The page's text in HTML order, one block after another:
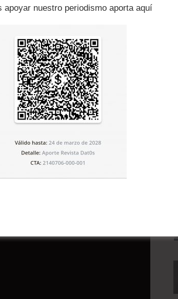
toco violín, hay sentimientos tristes
cosa u otra, y hay otros de alegría,
dentro, es muy bonito.
que se necesitaría es la economía
contratan, y para que no muera
música. Había otro profesor que venía
Y otra cosa son los instrumentos,
da todavía bien, pero me han
necesitamos profesores de
apoyar nuestro periodismo aporta aquí